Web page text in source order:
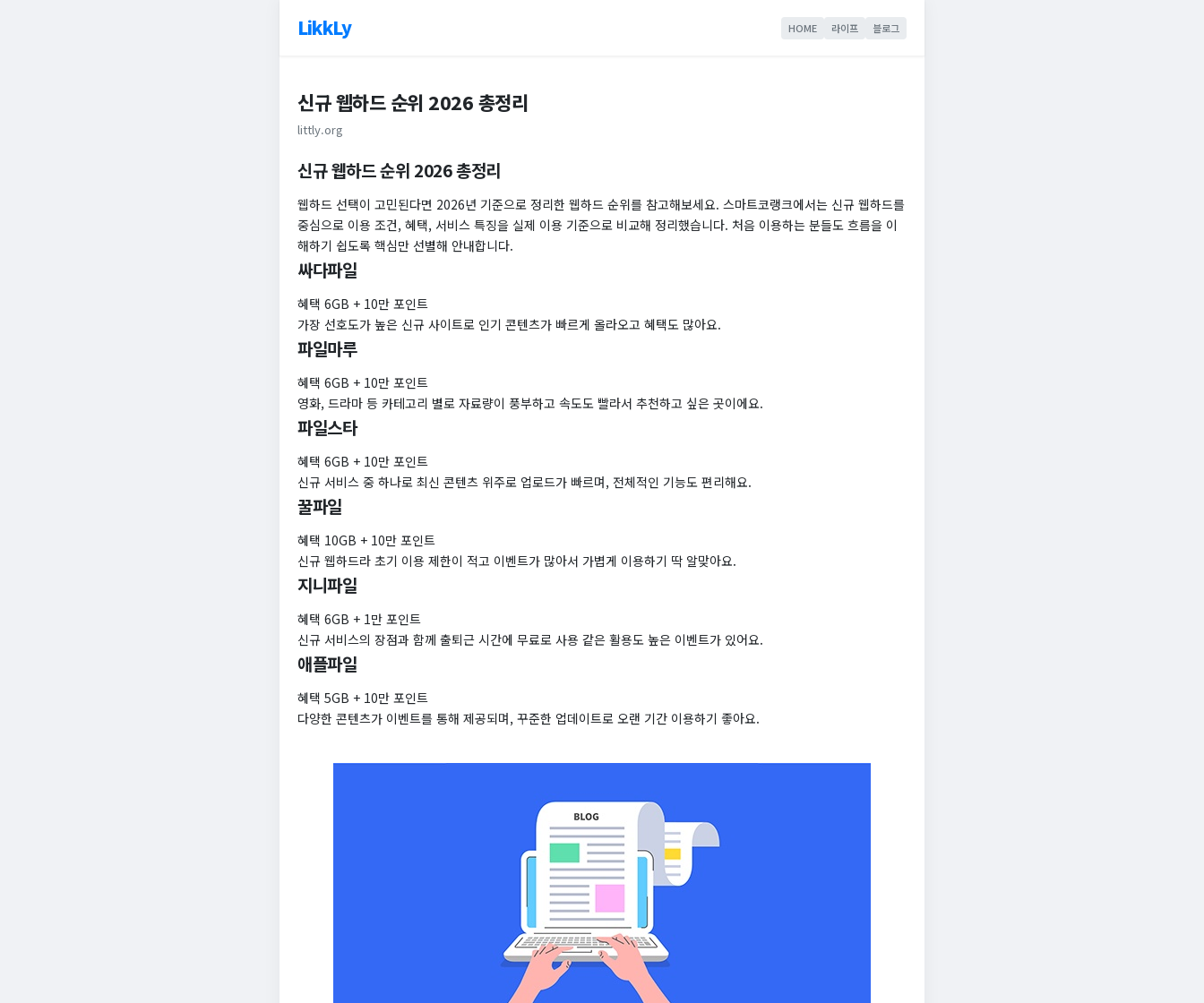
LikkLy HOME 라이프 블로그
신규 웹하드 순위 2026 총정리
littly.org
신규 웹하드 순위 2026 총정리
웹하드 선택이 고민된다면 2026년 기준으로 정리한 웹하드 순위를 참고해보세요. 스마트코랭크에서는 신규 웹하드를
중심으로 이용 조건, 혜택, 서비스 특징을 실제 이용 기준으로 비교해 정리했습니다. 처음 이용하는 분들도 흐름을 이
해하기 쉽도록 핵심만 선별해 안내합니다.
싸다파일
혜택 6GB + 10만 포인트
가장 선호도가 높은 신규 사이트로 인기 콘텐츠가 빠르게 올라오고 혜택도 많아요.
파일마루
혜택 6GB + 10만 포인트
영화, 드라마 등 카테고리 별로 자료량이 풍부하고 속도도 빨라서 추천하고 싶은 곳이에요.
파일스타
혜택 6GB + 10만 포인트
신규 서비스 중 하나로 최신 콘텐츠 위주로 업로드가 빠르며, 전체적인 기능도 편리해요.
꿀파일
혜택 10GB + 10만 포인트
신규 웹하드라 초기 이용 제한이 적고 이벤트가 많아서 가볍게 이용하기 딱 알맞아요.
지니파일
혜택 6GB + 1만 포인트
신규 서비스의 장점과 함께 출퇴근 시간에 무료로 사용 같은 활용도 높은 이벤트가 있어요.
애플파일
혜택 5GB + 10만 포인트
다양한 콘텐츠가 이벤트를 통해 제공되며, 꾸준한 업데이트로 오랜 기간 이용하기 좋아요.